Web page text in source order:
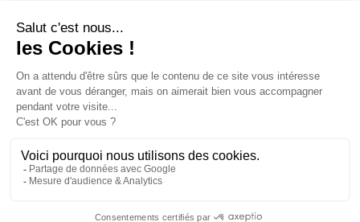
LA CINÉMATHÈQUE · CONTACTS · LETTRE D'INFORMATION ·
PARTENAIRES
La Cinémathèque de Toulouse
La Cinémathèque de Toulouse © 2015. Tous droits réservés.